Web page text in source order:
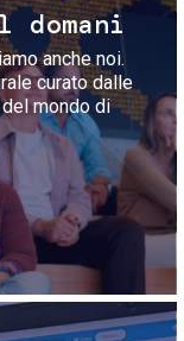
anche noi.
curato dalle
mondo di